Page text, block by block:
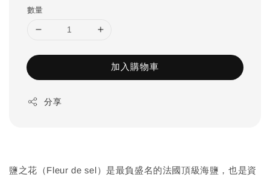
數量
加入購物車
分享
鹽之花（Fleur de sel）是最負盛名的法國頂級海鹽，也是資